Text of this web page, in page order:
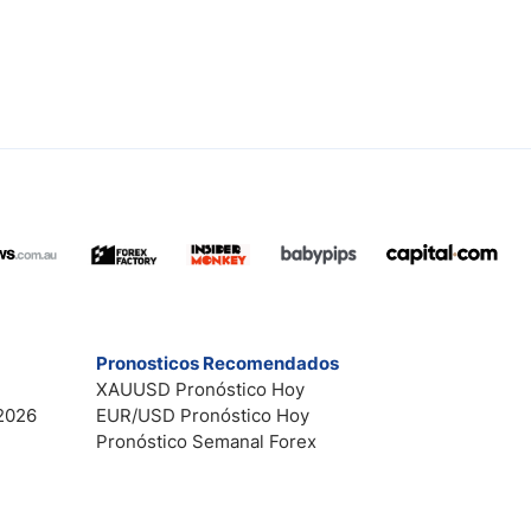
Pronosticos Recomendados
XAUUSD Pronóstico Hoy
EUR/USD Pronóstico Hoy
Pronóstico Semanal Forex